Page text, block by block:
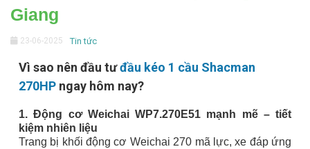
Giang
23-06-2025 Tin tức
Vì sao nên đầu tưđầu kéo 1 cầu Shacman
270HP ngay hôm nay?
1. Động cơ Weichai WP7.270E51 mạnh mẽ – tiết
kiệm nhiên liệu
Trang bị khối động cơ Weichai 270 mã lực, xe đáp ứng